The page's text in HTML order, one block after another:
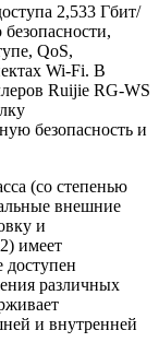
2,533 Гбит/
QoS,
Wi-Fi. В
Ruijie RG-WS
безопасность и
(со степенью
внешние
и
имеет
различных
и внутренней